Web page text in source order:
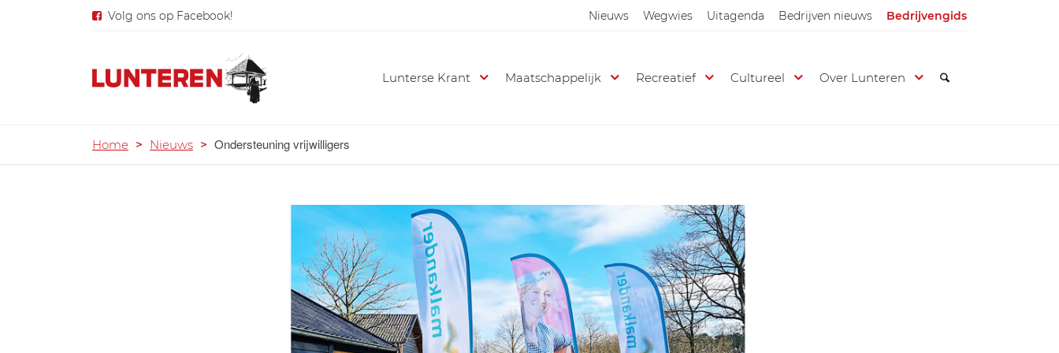
Nieuws Wegwies Uitagenda Bedrijven nieuws Bedrijvengids
Volg ons op Facebook!
Lunterse Krant Maatschappelijk Recreatief Cultureel Over Lunteren
Home > Nieuws > Ondersteuning vrijwilligers